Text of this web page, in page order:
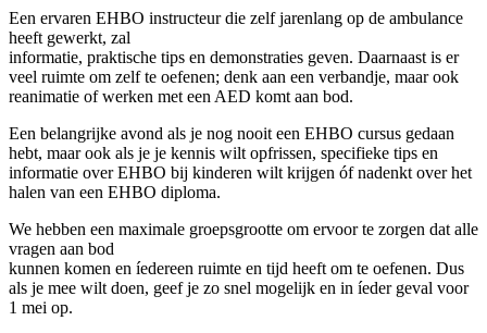
Een ervaren EHBO instructeur die zelf jarenlang op de ambulance
heeft gewerkt, zal
informatie, praktische tips en demonstraties geven. Daarnaast is er
veel ruimte om zelf te oefenen; denk aan een verbandje, maar ook
reanimatie of werken met een AED komt aan bod.
Een belangrijke avond als je nog nooit een EHBO cursus gedaan
hebt, maar ook als je je kennis wilt opfrissen, specifieke tips en
informatie over EHBO bij kinderen wilt krijgen óf nadenkt over het
halen van een EHBO diploma.
We hebben een maximale groepsgrootte om ervoor te zorgen dat alle
vragen aan bod
kunnen komen en íedereen ruimte en tijd heeft om te oefenen. Dus
als je mee wilt doen, geef je zo snel mogelijk en in íeder geval voor
1 mei op.